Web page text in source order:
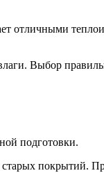
отличными
Выбор
подготовки.
старых покрытий.